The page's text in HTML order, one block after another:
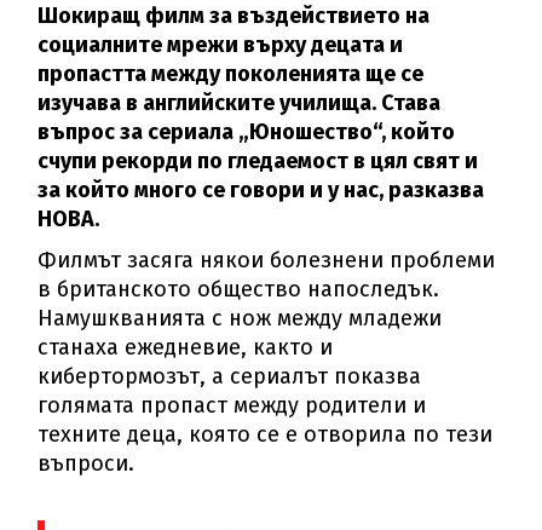
Шокиращ филм за въздействието на
социалните мрежи върху децата и
пропастта между поколенията ще се
изучава в английските училища. Става
въпрос за сериала „Юношество“, който
счупи рекорди по гледаемост в цял свят и
за който много се говори и у нас, разказва
НОВА.
Филмът засяга някои болезнени проблеми
в британското общество напоследък.
Намушкванията с нож между младежи
станаха ежедневие, както и
кибертормозът, а сериалът показва
голямата пропаст между родители и
техните деца, която се е отворила по тези
въпроси.